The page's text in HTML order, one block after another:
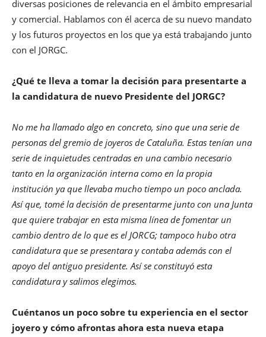
diversas posiciones de relevancia en el ámbito empresarial
y comercial. Hablamos con él acerca de su nuevo mandato
y los futuros proyectos en los que ya está trabajando junto
con el JORGC.
¿Qué te lleva a tomar la decisión para presentarte a
la candidatura de nuevo Presidente del JORGC?
No me ha llamado algo en concreto, sino que una serie de
personas del gremio de joyeros de Cataluña. Estas tenían una
serie de inquietudes centradas en una cambio necesario
tanto en la organización interna como en la propia
institución ya que llevaba mucho tiempo un poco anclada.
Así que, tomé la decisión de presentarme junto con una Junta
que quiere trabajar en esta misma línea de fomentar un
cambio dentro de lo que es el JORCG; tampoco hubo otra
candidatura que se presentara y contaba además con el
apoyo del antiguo presidente. Así se constituyó esta
candidatura y salimos elegimos.
Cuéntanos un poco sobre tu experiencia en el sector
joyero y cómo afrontas ahora esta nueva etapa